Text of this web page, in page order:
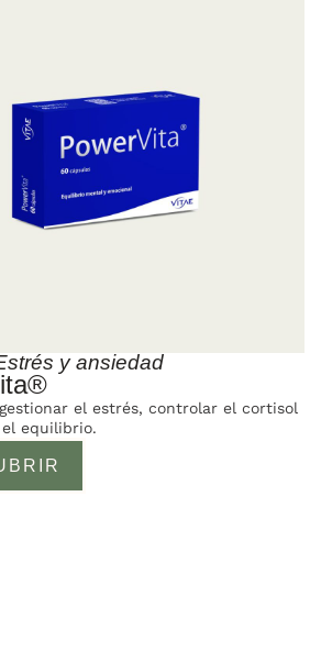
y ansiedad
el estrés, controlar el cortisol
equilibrio.